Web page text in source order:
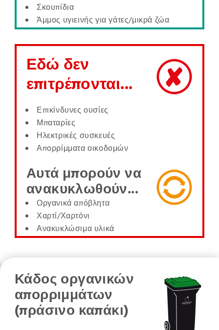
Σκουπίδια
Άμμος υγιεινής για γάτες/μικρά ζώα
Εδώ δεν
επιτρέπονται...
Επικίνδυνες ουσίες
Μπαταρίες
Ηλεκτρικές συσκευές
Απορρίμματα οικοδομών
Αυτά μπορούν να
ανακυκλωθούν...
Οργανικά απόβλητα
Χαρτί/Χαρτόνι
Ανακυκλώσιμα υλικά
Κάδος οργανικών
απορριμμάτων
(πράσινο καπάκι)